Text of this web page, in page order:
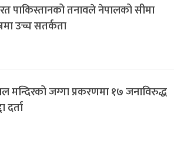
पाकिस्तानको तनावले नेपालको सीमा
उच्च सतर्कता
मन्दिरको जग्गा प्रकरणमा १७ जनाविरुद्ध
दर्ता